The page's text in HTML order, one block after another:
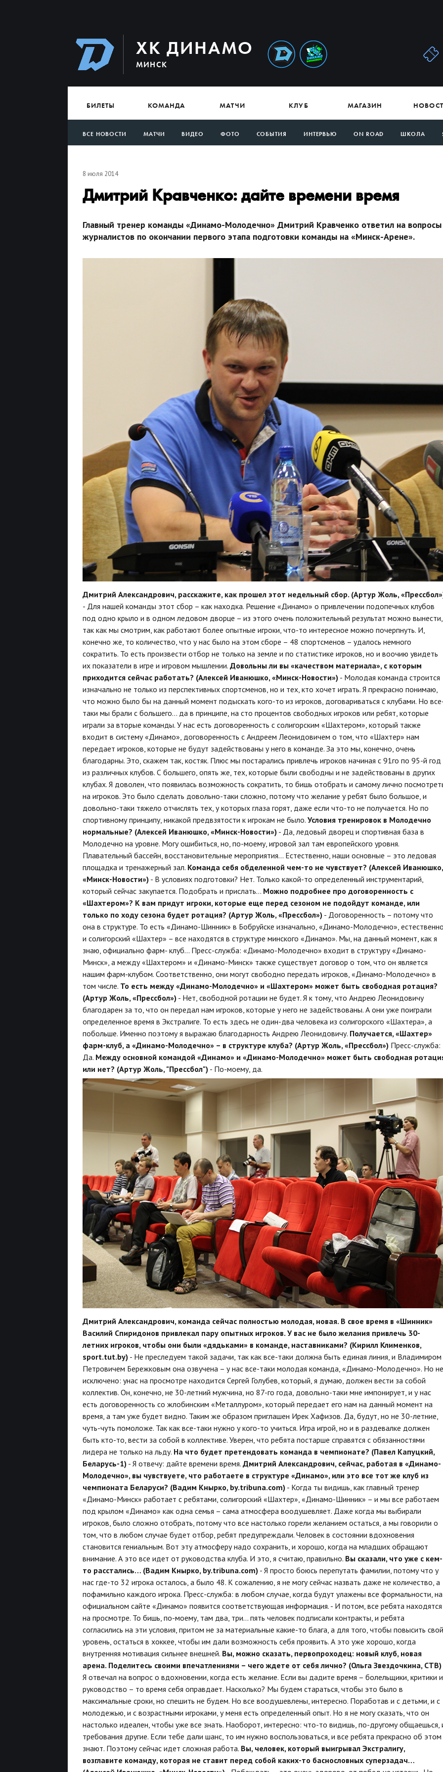
ХК ДИНАМО
МИНСК
БИЛЕТЫ КОМАНДА МАТЧИ КЛУБ МАГАЗИН
ВСЕ НОВОСТИ МАТЧИ ВИДЕО ФОТО СОБЫТИЯ ИНТЕРВЬЮ ON ROAD ШКОЛА
8 июля 2014
Дмитрий Кравченко: дайте времени время
Главный тренер команды «Динамо-Молодечно» Дмитрий Кравченко ответил на вопросы
журналистов по окончании первого этапа подготовки команды на «Минск-Арене».
Дмитрий Александрович, расскажите, как прошел этот недельный сбор. (Артур Жоль,
- Для нашей команды этот сбор – как находка. Решение «Динамо» о привлечении подопечных клубов
под одно крыло и в одном ледовом дворце – из этого очень положительный результат можно вынести,
так как мы смотрим, как работают более опытные игроки, что-то интересное можно почерпнуть. И,
конечно же, то количество, что у нас было на этом сборе – 48 спортсменов – удалось немного
сократить. То есть произвести отбор не только на земле и по статистике игроков, но и воочию увидеть
их показатели в игре и игровом мышлении. Довольны ли вы «качеством материала», с которым
приходится сейчас работать? (Алексей Иванюшко, «Минск-Новости») - Молодая команда строится
изначально не только из перспективных спортсменов, но и тех, кто хочет играть. Я прекрасно понимаю,
что можно было бы на данный момент подыскать кого-то из игроков, договариваться с клубами. Но
таки мы брали с большего… да в принципе, на сто процентов свободных игроков или ребят, которые
играли за вторые команды. У нас есть договоренность с солигорским «Шахтером», который также
входит в систему «Динамо», договоренность с Андреем Леонидовичем о том, что «Шахтер» нам
передает игроков, которые не будут задействованы у него в команде. За это мы, конечно, очень
благодарны. Это, скажем так, костяк. Плюс мы постарались привлечь игроков начиная с 91го по 95-й год
из различных клубов. С большего, опять же, тех, которые были свободны и не задействованы в других
клубах. Я доволен, что появилась возможность сократить, то бишь отобрать и самому лично
на игроков. Это было сделать довольно-таки сложно, потому что желание у ребят было большое, и
довольно-таки тяжело отчислять тех, у которых глаза горят, даже если что-то не получается. Но по
спортивному принципу, никакой предвзятости к игрокам не было. Условия тренировок в Молодечно
нормальные? (Алексей Иванюшко, «Минск-Новости») - Да, ледовый дворец и спортивная база в
Молодечно на уровне. Могу ошибиться, но, по-моему, игровой зал там европейского уровня.
Плавательный бассейн, восстановительные мероприятия... Естественно, наши основные – это ледовая
площадка и тренажерный зал. Команда себя обделенной чем-то не чувствует? (Алексей Иванюшко,
«Минск-Новости») - В условиях подготовки? Нет. Только какой-то определенный инструментарий,
который сейчас закупается. Подобрать и прислать… Можно подробнее про договоренность с
«Шахтером»? К вам придут игроки, которые еще перед сезоном не подойдут команде, или
только по ходу сезона будет ротация? (Артур Жоль, «Прессбол») - Договоренность – потому что
она в структуре. То есть «Динамо-Шинник» в Бобруйске изначально, «Динамо-Молодечно»,
и солигорский «Шахтер» – все находятся в структуре минского «Динамо». Мы, на данный момент, как я
знаю, официально фарм- клуб... Пресс-служба: «Динамо-Молодечно» входит в структуру «Динамо-
Минск», а между «Шахтером» и «Динамо-Минск» также существует договор о том, что он является
нашим фарм-клубом. Соответственно, они могут свободно передать игроков, «Динамо-Молодечно» в
том числе. То есть между «Динамо-Молодечно» и «Шахтером» может быть свободная ротация?
(Артур Жоль, «Прессбол») - Нет, свободной ротации не будет. Я к тому, что Андрею Леонидовичу
благодарен за то, что он передал нам игроков, которые у него не задействованы. А они уже поиграли
определенное время в Экстралиге. То есть здесь не один-два человека из солигорского «Шахтера», а
побольше. Именно поэтому я выражаю благодарность Андрею Леонидовичу. Получается, «Шахтер»
фарм-клуб, а «Динамо-Молодечно» – в структуре клуба? (Артур Жоль, «Прессбол») Пресс-служба:
Да. Между основной командой «Динамо» и «Динамо-Молодечно» может быть свободная
или нет? (Артур Жоль, "Прессбол") - По-моему, да.
Дмитрий Александрович, команда сейчас полностью молодая, новая. В свое время в «Шинник»
Василий Спиридонов привлекал пару опытных игроков. У вас не было желания привлечь 30-
летних игроков, чтобы они были «дядьками» в команде, наставниками? (Кирилл Клименков,
sport.tut.by) - Не преследуем такой задачи, так как все-таки должна быть единая линия, и Владимиром
Петровичем Бережковым она озвучена – у нас все-таки молодая команда, «Динамо-Молодечно». Но не
исключено: унас на просмотре находится Сергей Голубев, который, я думаю, должен вести за собой
коллектив. Он, конечно, не 30-летний мужчина, но 87-го года, довольно-таки мне импонирует, и у нас
есть договоренность со жлобинским «Металлуром», который передает его нам на данный момент на
время, а там уже будет видно. Таким же образом приглашен Ирек Хафизов. Да, будут, но не 30-летние,
чуть-чуть помоложе. Так как все-таки нужно у кого-то учиться. Игра игрой, но и в раздевалке должен
быть кто-то, вести за собой в коллективе. Уверен, что ребята постарше справятся с обязанностями
лидера не только на льду. На что будет претендовать команда в чемпионате? (Павел Капуцкий,
Беларусь-1) - Я отвечу: дайте времени время. Дмитрий Александрович, сейчас, работая в «Динамо-
Молодечно», вы чувствуете, что работаете в структуре «Динамо», или это все тот же клуб из
чемпионата Беларуси? (Вадим Кнырко, by.tribuna.com) - Когда ты видишь, как главный тренер
«Динамо-Минск» работает с ребятами, солигорский «Шахтер», «Динамо-Шинник» – и мы все работаем
под крылом «Динамо» как одна семья – сама атмосфера воодушевляет. Даже когда мы выбирали
игроков, было сложно отобрать, потому что все настолько горели желанием остаться, а мы говорили о
том, что в любом случае будет отбор, ребят предупреждали. Человек в состоянии вдохновения
становится гениальным. Вот эту атмосферу надо сохранить, и хорошо, когда на младших обращают
внимание. А это все идет от руководства клуба. И это, я считаю, правильно. Вы сказали, что уже с кем-
то расстались… (Вадим Кнырко, by.tribuna.com) - Я просто боюсь перепутать фамилии, потому что у
нас где-то 32 игрока осталось, а было 48. К сожалению, я не могу сейчас назвать даже не количество, а
пофамильно каждого игрока. Пресс-служба: в любом случае, когда будут улажены все формальности, на
официальном сайте «Динамо» появится соответствующая информация. - И потом, все ребята находятся
на просмотре. То бишь, по-моему, там два, три… пять человек подписали контракты, и ребята
согласились на эти условия, притом не за материальные какие-то блага, а для того, чтобы повысить свой
уровень, остаться в хоккее, чтобы им дали возможность себя проявить. А это уже хорошо, когда
внутренняя мотивация сильнее внешней. Вы, можно сказать, первопроходец: новый клуб, новая
арена. Поделитесь своими впечатлениями – чего ждете от себя лично? (Ольга Звездочкина, СТВ)
Я отвечал на вопрос о вдохновении, когда есть желание. Если вы дадите время – болельщики, критики и
руководство – то время себя оправдает. Насколько? Мы будем стараться, чтобы это было в
максимальные сроки, но спешить не будем. Но все воодушевлены, интересно. Поработав и с детьми, и с
молодежью, и с возрастными игроками, у меня есть определенный опыт. Но я не могу сказать, что он
настолько идеален, чтобы уже все знать. Наоборот, интересно: что-то видишь, по-другому общаешься,
требования другие. Если тебе дали шанс, то им нужно воспользоваться, и все ребята прекрасно об этом
знают. Поэтому сейчас идет сложная работа. Вы, человек, который выигрывал Экстралигу,
возглавите команду, которая не ставит перед собой каких-то баснословных суперзадач…